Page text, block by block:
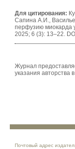
Для цитирования:
Сапина А.И.,
перфузию миокарда
2025; 6 (3): 13–22.
Журнал
указания авторства
Почтовый адрес